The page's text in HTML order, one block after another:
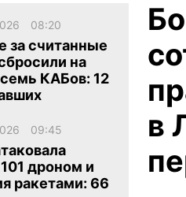
в
08:20
за считанные
на
КАБов: 12
09:45
дроном и
ракетами: 66